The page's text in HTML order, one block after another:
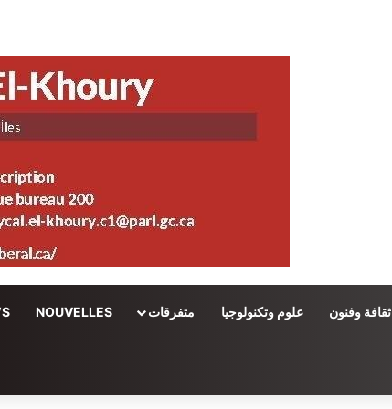
ثقافة وفنون علوم وتكنولوجيا متفرقات NOUVELLES